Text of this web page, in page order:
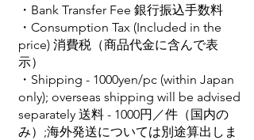
・Bank Transfer Fee 銀行振込手数料
・Consumption Tax (Included in the
price) 消費税（商品代金に含んで表
示）
・Shipping - 1000yen/pc (within Japan
only); overseas shipping will be advised
separately 送料 - 1000円／件（国内の
み）;海外発送については別途算出しま